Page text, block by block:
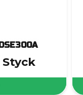
Styck